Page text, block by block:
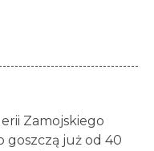
Zamojskiego
goszczą już od 40